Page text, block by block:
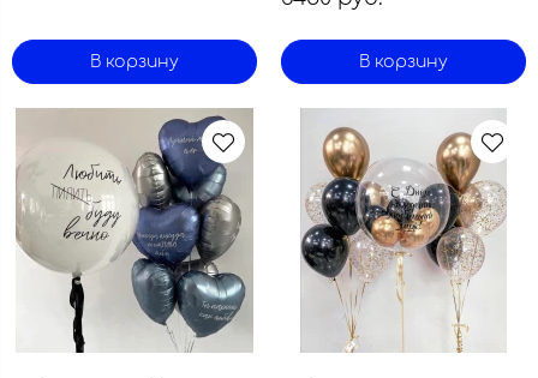
В корзину В корзину